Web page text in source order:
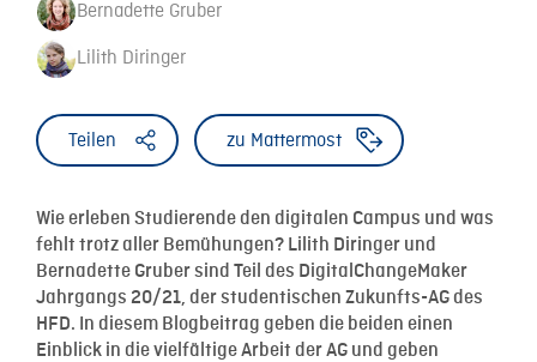
Bernadette Gruber
Lilith Diringer
Teilen zu Mattermost
Wie erleben Studierende den digitalen Campus und was
fehlt trotz aller Bemühungen? Lilith Diringer und
Bernadette Gruber sind Teil des DigitalChangeMaker
Jahrgangs 20/21, der studentischen Zukunfts-AG des
HFD. In diesem Blogbeitrag geben die beiden einen
Einblick in die vielfältige Arbeit der AG und geben